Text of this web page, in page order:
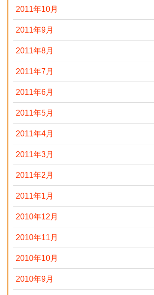
2011年10月
2011年9月
2011年8月
2011年7月
2011年6月
2011年5月
2011年4月
2011年3月
2011年2月
2011年1月
2010年12月
2010年11月
2010年10月
2010年9月